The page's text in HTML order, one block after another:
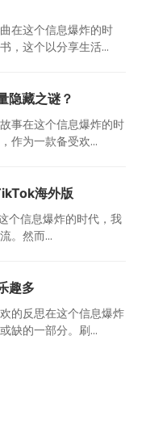
在这个信息爆炸的时
，这个以分享生活...
隐藏之谜？
事在这个信息爆炸的时
作为一款备受欢...
海外版
个信息爆炸的时代，我
。然而...
趣多
的反思在这个信息爆炸
缺的一部分。刷...